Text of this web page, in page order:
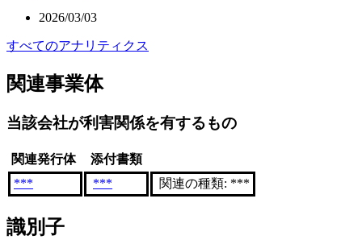
2026/03/03
すべてのアナリティクス
関連事業体
当該会社が利害関係を有するもの
関連発行体
添付書類
***
*** 関連の種類: ***
識別子